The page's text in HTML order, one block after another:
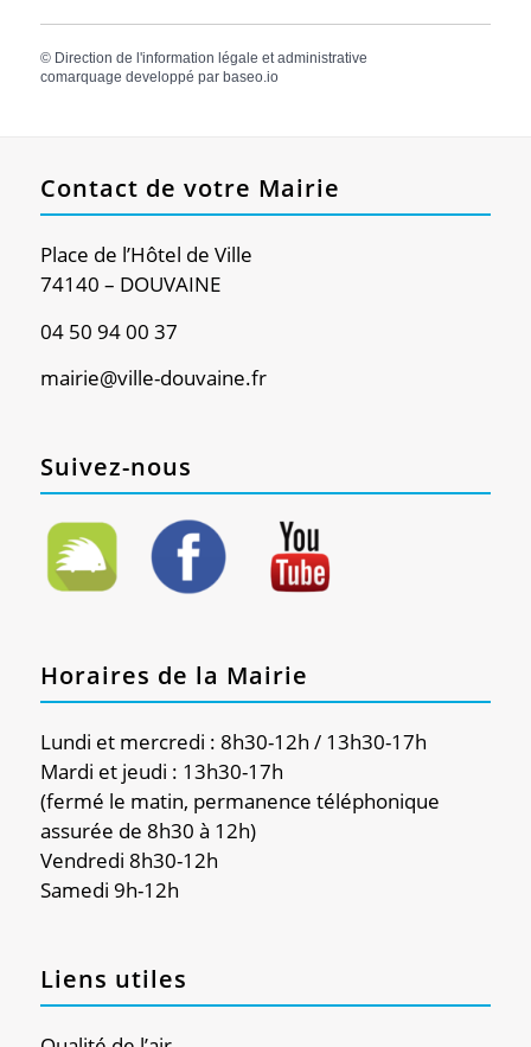
© Direction de l'information légale et administrative
comarquage developpé par baseo.io
Contact de votre Mairie
Place de l’Hôtel de Ville
74140 – DOUVAINE
04 50 94 00 37
mairie@ville-douvaine.fr
Suivez-nous
Horaires de la Mairie
Lundi et mercredi : 8h30-12h / 13h30-17h
Mardi et jeudi : 13h30-17h
(fermé le matin, permanence téléphonique
assurée de 8h30 à 12h)
Vendredi 8h30-12h
Samedi 9h-12h
Liens utiles